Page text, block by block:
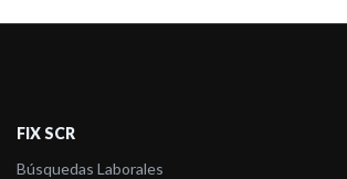
FIX SCR
Búsquedas Laborales